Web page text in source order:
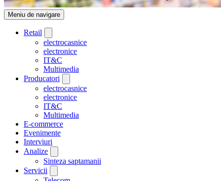
Meniu de navigare
Retail
electrocasnice
electronice
IT&C
Multimedia
Producatori
electrocasnice
electronice
IT&C
Multimedia
E-commerce
Evenimente
Interviuri
Analize
Sinteza saptamanii
Servicii